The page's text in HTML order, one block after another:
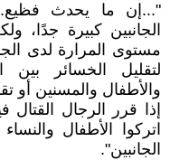
"...إن ما يحدث
الجانبين كبيرة جدًا،
مستوى المرارة لدى
لتقليل الخسائر بين
والأطفال والمسنين أو
إذا قرر الرجال القتال
اتركوا الأطفال
الجانبين".